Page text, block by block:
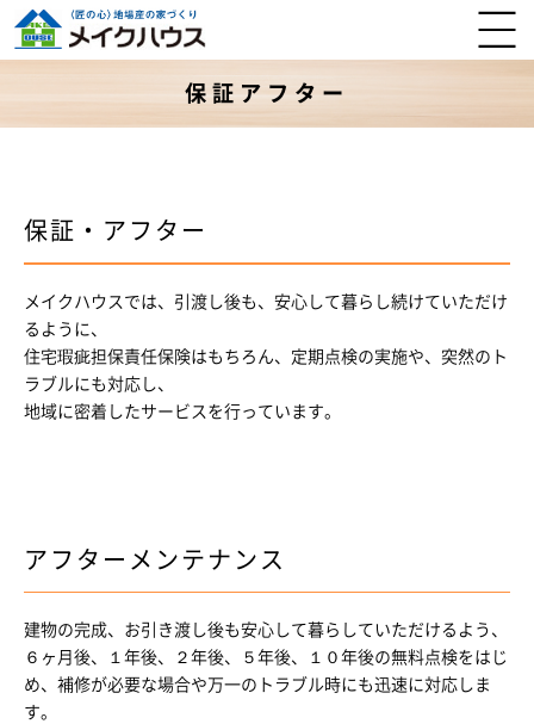
保証アフター
保証・アフター
メイクハウスでは、引渡し後も、安心して暮らし続けていただけ
るように、
住宅瑕疵担保責任保険はもちろん、定期点検の実施や、突然のト
ラブルにも対応し、
地域に密着したサービスを行っています。
アフターメンテナンス
建物の完成、お引き渡し後も安心して暮らしていただけるよう、
６ヶ月後、１年後、２年後、５年後、１０年後の無料点検をはじ
め、補修が必要な場合や万一のトラブル時にも迅速に対応しま
す。